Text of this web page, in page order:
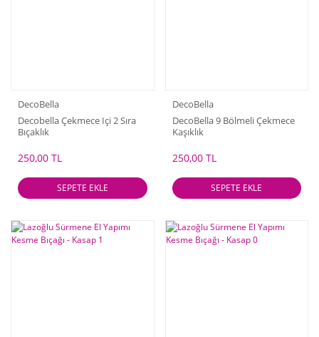
DecoBella
Decobella Çekmece Içi 2 Sıra
Bıçaklık
250,00 TL
SEPETE EKLE
DecoBella
DecoBella 9 Bölmeli Çekmece
Kaşıklık
250,00 TL
SEPETE EKLE